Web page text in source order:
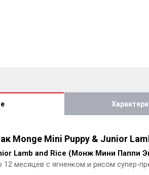
Monge Mini Puppy & Junior
Lamb and Rice (Монж Мини Паппи
12 месяцев с ягненком и рисом супер-